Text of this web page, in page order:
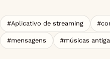
#Aplicativo de streaming
#mensagens #músicas